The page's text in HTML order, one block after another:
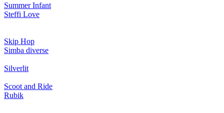
Summer Infant
Steffi Love
Skip Hop
Simba diverse
Silverlit
Scoot and Ride
Rubik